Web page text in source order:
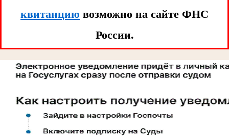
квитанцию возможно на сайте ФНС
России.